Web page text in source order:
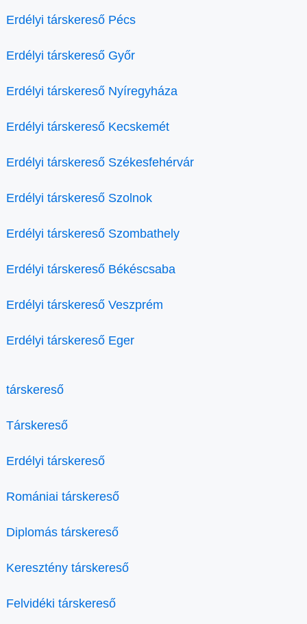
Erdélyi társkereső Pécs
Erdélyi társkereső Győr
Erdélyi társkereső Nyíregyháza
Erdélyi társkereső Kecskemét
Erdélyi társkereső Székesfehérvár
Erdélyi társkereső Szolnok
Erdélyi társkereső Szombathely
Erdélyi társkereső Békéscsaba
Erdélyi társkereső Veszprém
Erdélyi társkereső Eger
társkereső
Társkereső
Erdélyi társkereső
Romániai társkereső
Diplomás társkereső
Keresztény társkereső
Felvidéki társkereső